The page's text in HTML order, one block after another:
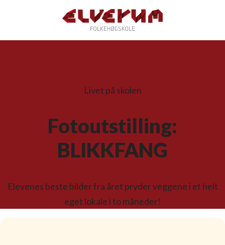
Livet på skolen
Fotoutstilling:
BLIKKFANG
Elevenes beste bilder fra året pryder veggene i et helt
eget lokale i to måneder!